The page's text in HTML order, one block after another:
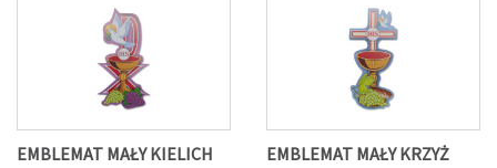
EMBLEMAT MAŁY KIELICH
EMBLEMAT MAŁY KRZYŻ